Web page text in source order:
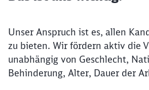
Unser Anspruch ist es, allen
zu bieten. Wir fördern aktiv die
unabhängig von Geschlecht,
Behinderung, Alter, Dauer der